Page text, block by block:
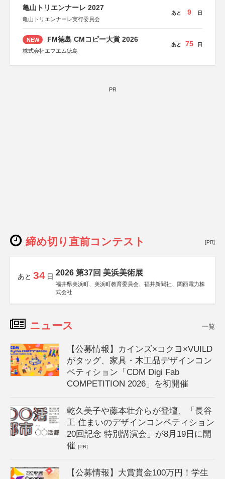
亀山トリエンナーレ 2027
亀山トリエンナーレ実行委員会
あと 9 日
NEW FM徳島 CMコピー大賞 2026
株式会社エフエム徳島
あと 75 日
PR
締め切り直前コンテスト [PR]
あと 34 日 2026 第37回 美浜美術展
福井県美浜町、美浜町教育委員会、福井新聞社、関西電力株
式会社
ニュース 一覧
【公募情報】カインズ×コクヨ×VUILD
がタッグ、家具・木工品デザインコン
ペティション「CDM Digi Fab
COMPETITION 2026」を初開催
乾久美子や藤本壮介らが登壇、「長谷
工 住まいのデザインコンペティション
20回記念 特別講演会」が8月19日に開
催[PR]
【公募情報】大賞賞金100万円！学生